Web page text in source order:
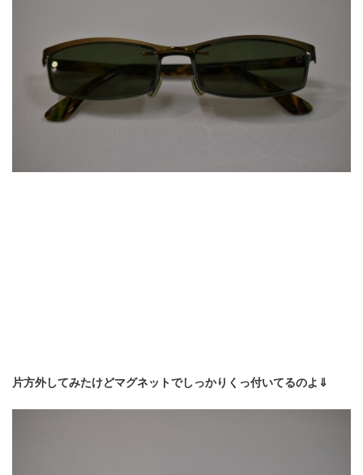
片方外してみたけどマグネットでしっかりくっ付いてるのよ⇓